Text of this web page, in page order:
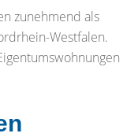
zunehmend als
Westfalen.